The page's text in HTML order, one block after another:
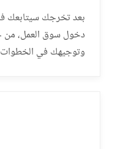
بعد تخرجك
دخول سوق العمل، من
وتوجيهك في